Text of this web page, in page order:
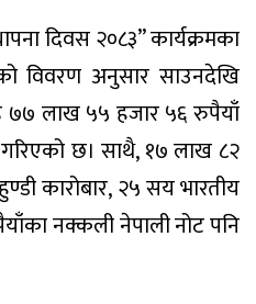
दिवस २०८३” कार्यक्रमका
विवरण अनुसार साउनदेखि
७७ लाख ५५ हजार ५६ रुपैयाँ
छ। साथै, १७ लाख ८२
कारोबार, २५ सय भारतीय
नक्कली नेपाली नोट पनि